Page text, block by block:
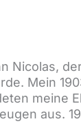
Nicolas,
Mein
meine
aus.